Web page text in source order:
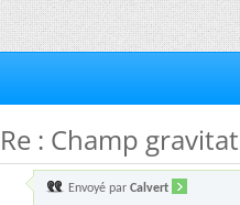
Re : Champ
Envoyé par Calvert